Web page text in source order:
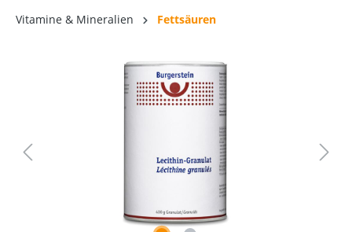
Vitamine & Mineralien Fettsäuren